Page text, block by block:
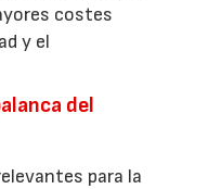
costes
y el
del
para la